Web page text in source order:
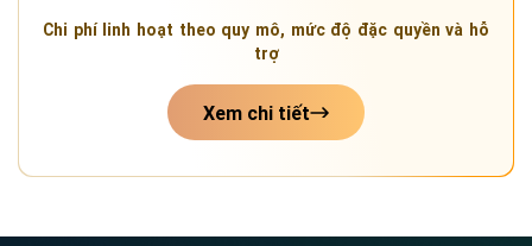
Chi phí linh hoạt theo quy mô, mức độ đặc quyền và hỗ
trợ
Xem chi tiết